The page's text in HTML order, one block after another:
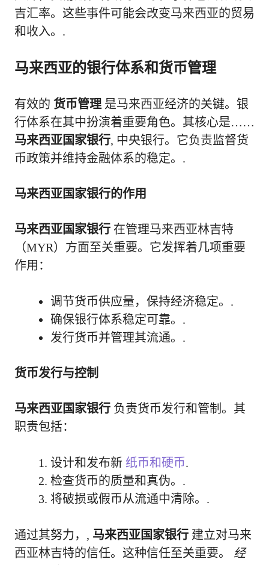
吉汇率。这些事件可能会改变马来西亚的贸易
和收入。.
马来西亚的银行体系和货币管理
有效的 货币管理 是马来西亚经济的关键。银
行体系在其中扮演着重要角色。其核心是……
马来西亚国家银行, 中央银行。它负责监督货
币政策并维持金融体系的稳定。.
马来西亚国家银行的作用
马来西亚国家银行 在管理马来西亚林吉特
（MYR）方面至关重要。它发挥着几项重要
作用：
调节货币供应量，保持经济稳定。.
确保银行体系稳定可靠。.
发行货币并管理其流通。.
货币发行与控制
马来西亚国家银行 负责货币发行和管制。其
职责包括：
设计和发布新 纸币和硬币.
检查货币的质量和真伪。.
将破损或假币从流通中清除。.
通过其努力，, 马来西亚国家银行 建立对马来
西亚林吉特的信任。这种信任至关重要。 经